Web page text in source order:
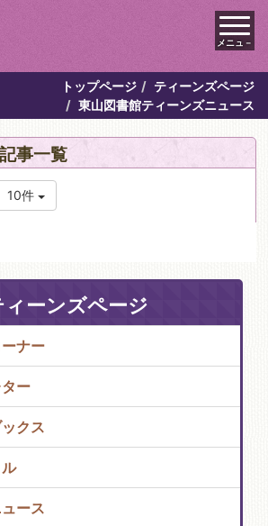
メニュ－
トップページ
ティーンズページ
東山図書館ティーンズニュース
事一覧
10件
ィーンズページ
ナー
ー
クス
ース